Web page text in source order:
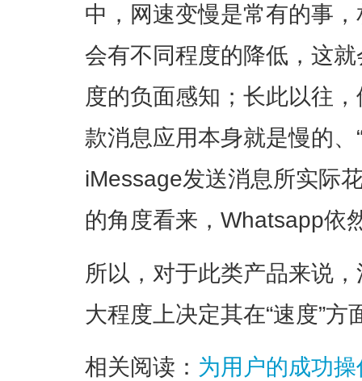
中，网速变慢是常有的事
会有不同程度的降低，这
度的负面感知；长此以往
款消息应用本身就是慢的
iMessage发送消息所实际
的角度看来，Whatsapp依
所以，对于此类产品来说
大程度上决定其在“速度”
相关阅读： 为用户的成功